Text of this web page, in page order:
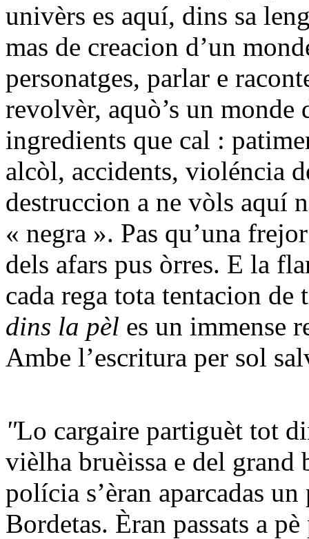
univèrs es aquí, dins sa
mas de creacion d’un
personatges, parlar e
revolvèr, aquò’s un monde
ingredients que cal :
alcòl, accidents, violéncia
destruccion a ne vòls aquí
« negra ». Pas qu’una
dels afars pus òrres. E la
cada rega tota tentacion de
dins la pèl es un immense
Ambe l’escritura per sol
"Lo cargaire partiguèt tot
vièlha bruèissa e del grand
polícia s’èran aparcadas
Bordetas. Èran passats a